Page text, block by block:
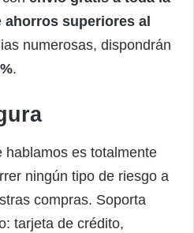
ahorros superiores al
numerosas, dispondrán
.
hablamos es totalmente
ningún tipo de riesgo a
compras. Soporta
tarjeta de crédito,